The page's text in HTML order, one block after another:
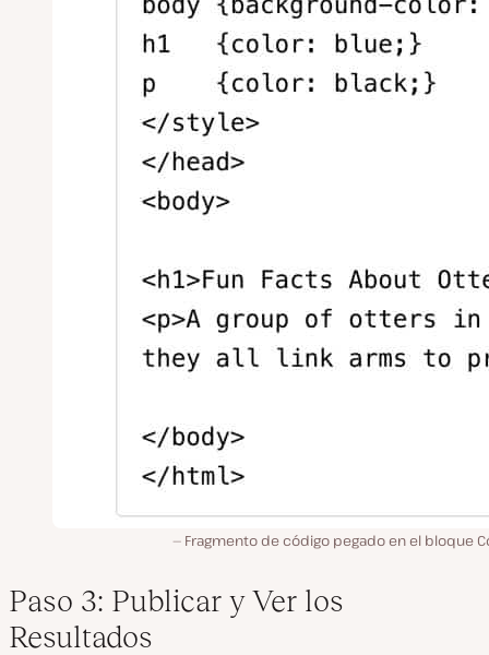
Fragmento de código pegado en el bloque
Paso 3: Publicar y Ver los
Resultados